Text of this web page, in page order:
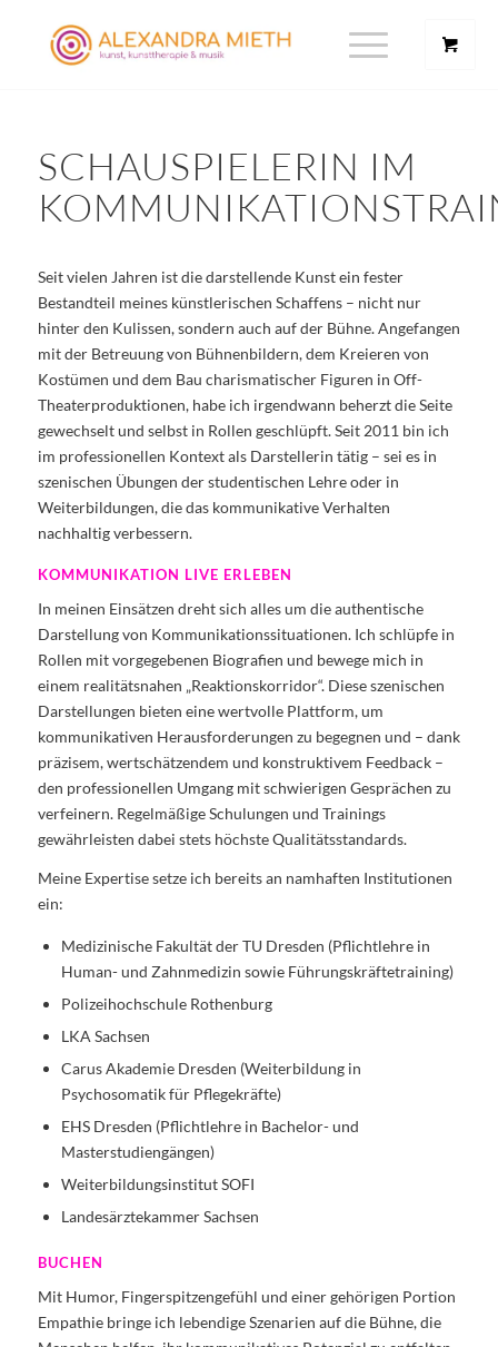
SCHAUSPIELERIN IM
Seit vielen Jahren ist die darstellende Kunst ein fester
Bestandteil meines künstlerischen Schaffens – nicht nur
hinter den Kulissen, sondern auch auf der Bühne. Angefangen
mit der Betreuung von Bühnenbildern, dem Kreieren von
Kostümen und dem Bau charismatischer Figuren in Off-
Theaterproduktionen, habe ich irgendwann beherzt die Seite
gewechselt und selbst in Rollen geschlüpft. Seit 2011 bin ich
im professionellen Kontext als Darstellerin tätig – sei es in
szenischen Übungen der studentischen Lehre oder in
Weiterbildungen, die das kommunikative Verhalten
nachhaltig verbessern.
KOMMUNIKATION LIVE ERLEBEN
In meinen Einsätzen dreht sich alles um die authentische
Darstellung von Kommunikationssituationen. Ich schlüpfe in
Rollen mit vorgegebenen Biografien und bewege mich in
einem realitätsnahen „Reaktionskorridor“. Diese szenischen
Darstellungen bieten eine wertvolle Plattform, um
kommunikativen Herausforderungen zu begegnen und – dank
präzisem, wertschätzendem und konstruktivem Feedback –
den professionellen Umgang mit schwierigen Gesprächen zu
verfeinern. Regelmäßige Schulungen und Trainings
gewährleisten dabei stets höchste Qualitätsstandards.
Meine Expertise setze ich bereits an namhaften Institutionen
ein:
Medizinische Fakultät der TU Dresden (Pflichtlehre in
Human- und Zahnmedizin sowie Führungskräftetraining)
Polizeihochschule Rothenburg
LKA Sachsen
Carus Akademie Dresden (Weiterbildung in
Psychosomatik für Pflegekräfte)
EHS Dresden (Pflichtlehre in Bachelor- und
Masterstudiengängen)
Weiterbildungsinstitut SOFI
Landesärztekammer Sachsen
BUCHEN
Mit Humor, Fingerspitzengefühl und einer gehörigen Portion
Empathie bringe ich lebendige Szenarien auf die Bühne, die